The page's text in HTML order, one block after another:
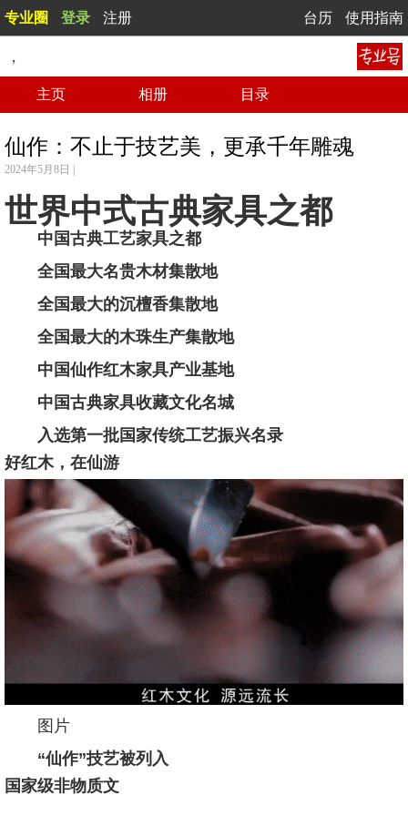
专业圈 登录 注册 台历 使用指南
，
主页 相册 目录
仙作：不止于技艺美，更承千年雕魂
2024年5月8日 |
世界中式古典家具之都
中国古典工艺家具之都
全国最大名贵木材集散地
全国最大的沉檀香集散地
全国最大的木珠生产集散地
中国仙作红木家具产业基地
中国古典家具收藏文化名城
入选第一批国家传统工艺振兴名录
好红木，在仙游
图片
“仙作”技艺被列入
国家级非物质文